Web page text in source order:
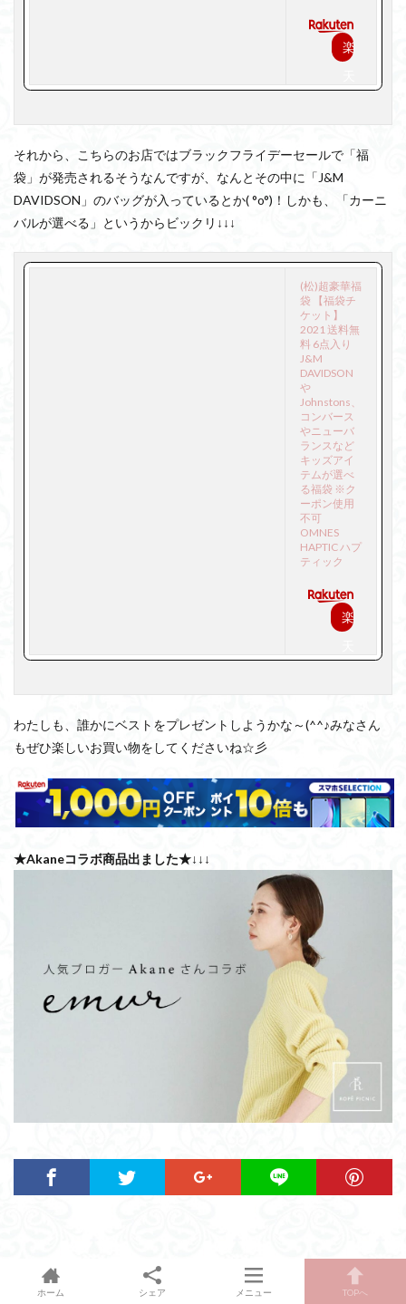
楽
それから、こちらのお店ではブラックフライデーセールで「福
袋」が発売されるそうなんですが、なんとその中に「J&M
DAVIDSON」のバッグが入っているとか( °o°)！しかも、「カーニ
バルが選べる」というからビックリ↓↓↓
(松)超豪華福
袋 【福袋チ
ケット】
2021 送料無
料 6点入り
J&M
DAVIDSON
や
Johnstons、
コンバース
やニューバ
ランスなど
キッズアイ
テムが選べ
る福袋 ※ク
ーポン使用
不可
OMNES
HAPTIC ハプ
ティック
楽
入
わたしも、誰かにベストをプレゼントしようかな～(^^♪みなさん
もぜひ楽しいお買い物をしてくださいね☆彡
★Akaneコラボ商品出ました★↓↓↓
ホーム シェア メニュー TOPへ